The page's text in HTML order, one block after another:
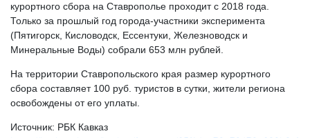
курортного сбора на Ставрополье проходит с 2018 года.
Только за прошлый год города-участники эксперимента
(Пятигорск, Кисловодск, Ессентуки, Железноводск и
Минеральные Воды) собрали 653 млн рублей.
На территории Ставропольского края размер курортного
сбора составляет 100 руб. туристов в сутки, жители региона
освобождены от его уплаты.
Источник: РБК Кавказ